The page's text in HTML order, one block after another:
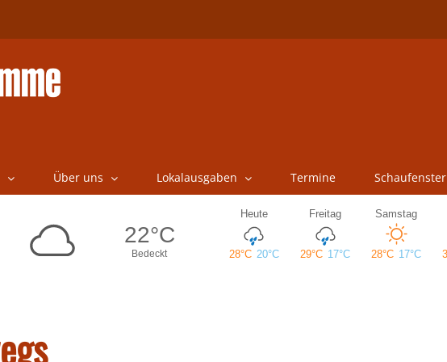
Über uns Lokalausgaben Termine Schaufenster